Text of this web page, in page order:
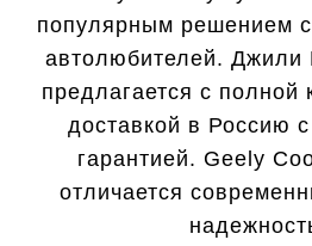
популярным решением
автолюбителей. Джили
предлагается с полной
доставкой в Россию
гарантией. Geely
отличается